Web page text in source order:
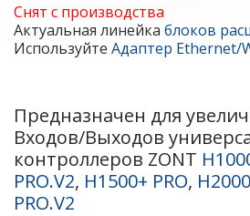
Снят с производства
Актуальная линейка блоков
Используйте Адаптер Ethernet/
Предназначен для
Входов/Выходов
контроллеров ZONT
PRO.V2, H1500+ PRO,
PRO.V2